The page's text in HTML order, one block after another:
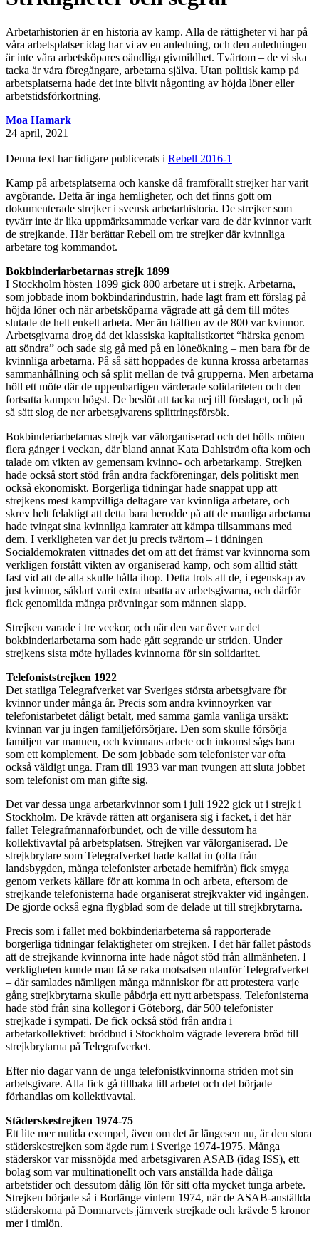
Arbetarhistorien är en historia av kamp. Alla de rättigheter vi har på
våra arbetsplatser idag har vi av en anledning, och den anledningen
är inte våra arbetsköpares oändliga givmildhet. Tvärtom – de vi ska
tacka är våra föregångare, arbetarna själva. Utan politisk kamp på
arbetsplatserna hade det inte blivit någonting av höjda löner eller
arbetstidsförkortning.
Moa Hamark
24 april, 2021
Denna text har tidigare publicerats i Rebell 2016-1
Kamp på arbetsplatserna och kanske då framförallt strejker har varit
avgörande. Detta är inga hemligheter, och det finns gott om
dokumenterade strejker i svensk arbetarhistoria. De strejker som
tyvärr inte är lika uppmärksammade verkar vara de där kvinnor varit
de strejkande. Här berättar Rebell om tre strejker där kvinnliga
arbetare tog kommandot.
Bokbinderiarbetarnas strejk 1899
I Stockholm hösten 1899 gick 800 arbetare ut i strejk. Arbetarna,
som jobbade inom bokbindarindustrin, hade lagt fram ett förslag på
höjda löner och när arbetsköparna vägrade att gå dem till mötes
slutade de helt enkelt arbeta. Mer än hälften av de 800 var kvinnor.
Arbetsgivarna drog då det klassiska kapitalistkortet “härska genom
att söndra” och sade sig gå med på en löneökning – men bara för de
kvinnliga arbetarna. På så sätt hoppades de kunna krossa arbetarnas
sammanhållning och så split mellan de två grupperna. Men arbetarna
höll ett möte där de uppenbarligen värderade solidariteten och den
fortsatta kampen högst. De beslöt att tacka nej till förslaget, och på
så sätt slog de ner arbetsgivarens splittringsförsök.
Bokbinderiarbetarnas strejk var välorganiserad och det hölls möten
flera gånger i veckan, där bland annat Kata Dahlström ofta kom och
talade om vikten av gemensam kvinno- och arbetarkamp. Strejken
hade också stort stöd från andra fackföreningar, dels politiskt men
också ekonomiskt. Borgerliga tidningar hade snappat upp att
strejkens mest kampvilliga deltagare var kvinnliga arbetare, och
skrev helt felaktigt att detta bara berodde på att de manliga arbetarna
hade tvingat sina kvinnliga kamrater att kämpa tillsammans med
dem. I verkligheten var det ju precis tvärtom – i tidningen
Socialdemokraten vittnades det om att det främst var kvinnorna som
verkligen förstått vikten av organiserad kamp, och som alltid stått
fast vid att de alla skulle hålla ihop. Detta trots att de, i egenskap av
just kvinnor, såklart varit extra utsatta av arbetsgivarna, och därför
fick genomlida många prövningar som männen slapp.
Strejken varade i tre veckor, och när den var över var det
bokbinderiarbetarna som hade gått segrande ur striden. Under
strejkens sista möte hyllades kvinnorna för sin solidaritet.
Telefoniststrejken 1922
Det statliga Telegrafverket var Sveriges största arbetsgivare för
kvinnor under många år. Precis som andra kvinnoyrken var
telefonistarbetet dåligt betalt, med samma gamla vanliga ursäkt:
kvinnan var ju ingen familjeförsörjare. Den som skulle försörja
familjen var mannen, och kvinnans arbete och inkomst sågs bara
som ett komplement. De som jobbade som telefonister var ofta
också väldigt unga. Fram till 1933 var man tvungen att sluta jobbet
som telefonist om man gifte sig.
Det var dessa unga arbetarkvinnor som i juli 1922 gick ut i strejk i
Stockholm. De krävde rätten att organisera sig i facket, i det här
fallet Telegrafmannaförbundet, och de ville dessutom ha
kollektivavtal på arbetsplatsen. Strejken var välorganiserad. De
strejkbrytare som Telegrafverket hade kallat in (ofta från
landsbygden, många telefonister arbetade hemifrån) fick smyga
genom verkets källare för att komma in och arbeta, eftersom de
strejkande telefonisterna hade organiserat strejkvakter vid ingången.
De gjorde också egna flygblad som de delade ut till strejkbrytarna.
Precis som i fallet med bokbinderiarbeterna så rapporterade
borgerliga tidningar felaktigheter om strejken. I det här fallet påstods
att de strejkande kvinnorna inte hade något stöd från allmänheten. I
verkligheten kunde man få se raka motsatsen utanför Telegrafverket
– där samlades nämligen många människor för att protestera varje
gång strejkbrytarna skulle påbörja ett nytt arbetspass. Telefonisterna
hade stöd från sina kollegor i Göteborg, där 500 telefonister
strejkade i sympati. De fick också stöd från andra i
arbetarkollektivet: brödbud i Stockholm vägrade leverera bröd till
strejkbrytarna på Telegrafverket.
Efter nio dagar vann de unga telefonistkvinnorna striden mot sin
arbetsgivare. Alla fick gå tillbaka till arbetet och det började
förhandlas om kollektivavtal.
Städerskestrejken 1974-75
Ett lite mer nutida exempel, även om det är längesen nu, är den stora
städerskestrejken som ägde rum i Sverige 1974-1975. Många
städerskor var missnöjda med arbetsgivaren ASAB (idag ISS), ett
bolag som var multinationellt och vars anställda hade dåliga
arbetstider och dessutom dålig lön för sitt ofta mycket tunga arbete.
Strejken började så i Borlänge vintern 1974, när de ASAB-anställda
städerskorna på Domnarvets järnverk strejkade och krävde 5 kronor
mer i timlön.